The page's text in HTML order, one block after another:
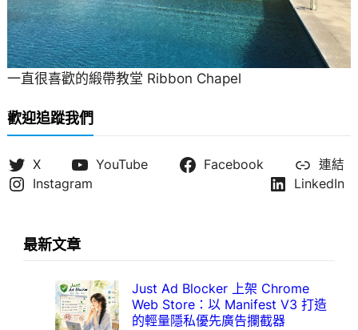
一直很喜歡的緞帶教堂 Ribbon Chapel
歡迎追蹤我們
X YouTube Facebook
連結
Instagram
LinkedIn
最新文章
Just Ad Blocker 上架 Chrome
Web Store：以 Manifest V3 打造
的輕量隱私優先廣告攔截器